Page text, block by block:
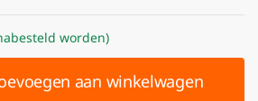
worden)
aan winkelwagen